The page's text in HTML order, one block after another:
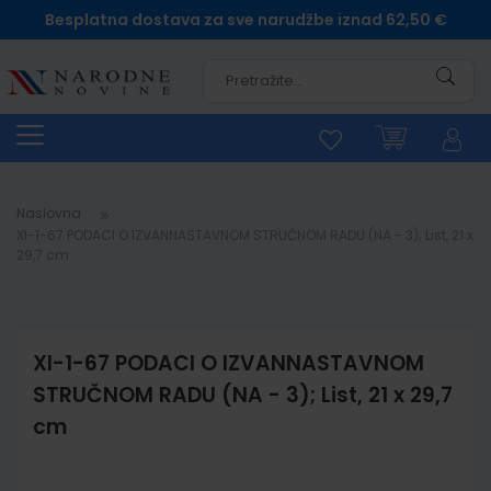
Besplatna dostava za sve narudžbe iznad 62,50 €
Naslovna
XI-1-67 PODACI O IZVANNASTAVNOM
STRUČNOM RADU (NA - 3); List, 21 x 29,7
cm